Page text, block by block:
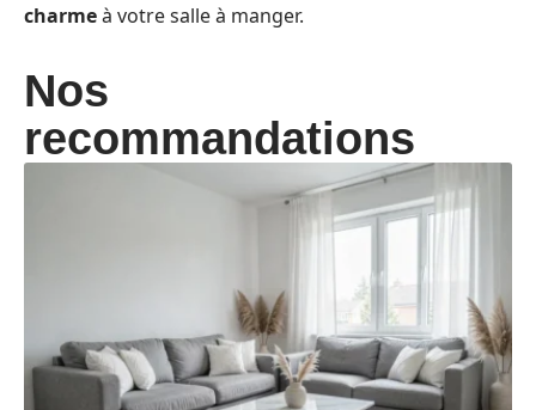
charmeà votre salle à manger.
Nos
recommandations